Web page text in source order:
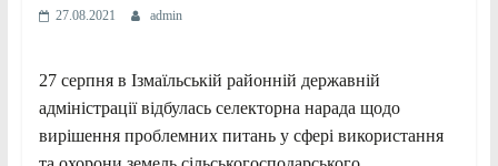
27.08.2021 admin
27 серпня в Ізмаїльській районній державній
адміністрації відбулась селекторна нарада щодо
вирішення проблемних питань у сфері використання